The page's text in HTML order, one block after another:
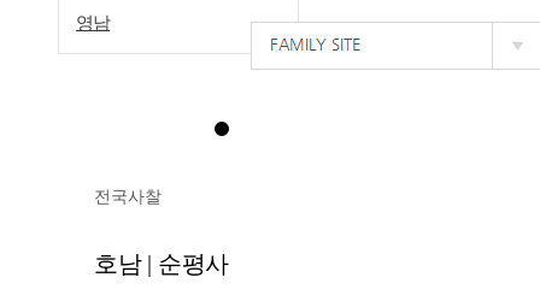
영남
전국사찰
호남 | 순평사